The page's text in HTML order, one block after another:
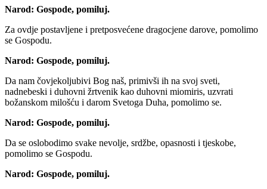
Narod: Gospode, pomiluj.
Za ovdje postavljene i pretposvećene dragocjene darove, pomolimo
se Gospodu.
Narod: Gospode, pomiluj.
Da nam čovjekoljubivi Bog naš, primivši ih na svoj sveti,
nadnebeski i duhovni žrtvenik kao duhovni miomiris, uzvrati
božanskom milošću i darom Svetoga Duha, pomolimo se.
Narod: Gospode, pomiluj.
Da se oslobodimo svake nevolje, srdžbe, opasnosti i tjeskobe,
pomolimo se Gospodu.
Narod: Gospode, pomiluj.